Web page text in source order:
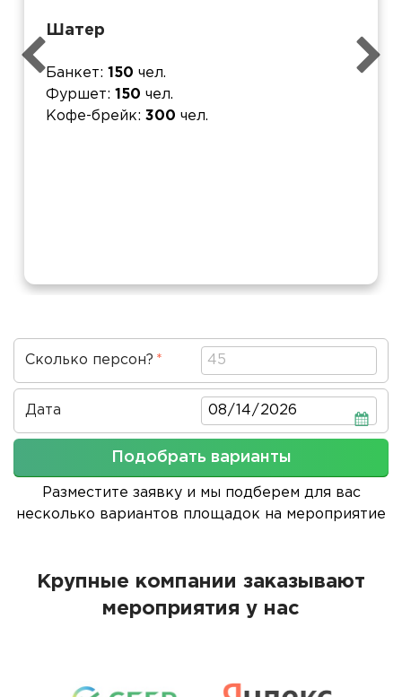
Шатер
Банкет 150 чел.
Фуршет
150 чел.
Кофе-брейк
300 чел.
Сколько персон?
Дата Дата
Подобрать варианты
Разместите заявку и мы подберем для вас
несколько вариантов площадок на мероприятие
Крупные компании заказывают
мероприятия у нас